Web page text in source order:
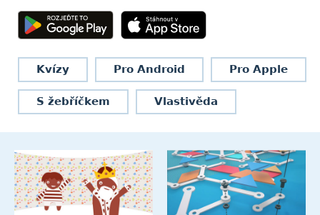
Kvízy Pro Android Pro Apple
S žebříčkem Vlastivěda